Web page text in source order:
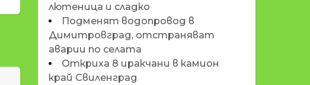
лютеница и сладко
Подменят водопровод в
Димитровград, отстраняват
аварии по селата
Откриха 8 иракчани в камион
край Свиленград